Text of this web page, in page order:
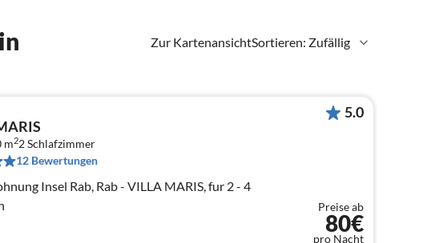
Zur KartenansichtSortieren: Zufällig
m22Schlafzimmer
12 Bewertungen
Insel Rab, Rab - VILLA MARIS, fur 2 - 4
5.0
Preise ab
80€
pro Nacht